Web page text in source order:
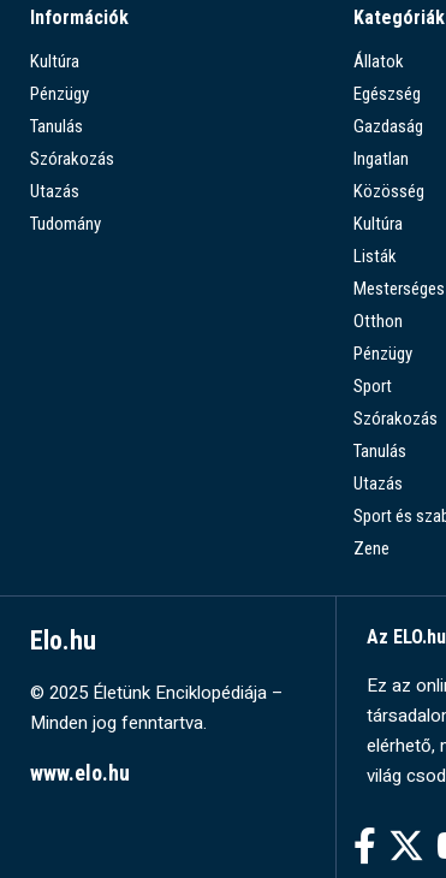
Információk
Kultúra
Pénzügy
Tanulás
Szórakozás
Utazás
Tudomány
Kategóriák
Állatok
Egészség
Gazdaság
Ingatlan
Közösség
Kultúra
Listák
Otthon
Pénzügy
Sport
Szórakozás
Tanulás
Utazás
Sport és
Zene
Elo.hu
© 2025 Életünk Enciklopédiája –
Minden jog fenntartva.
www.elo.hu
Az
Ez az
elérhető,
világ